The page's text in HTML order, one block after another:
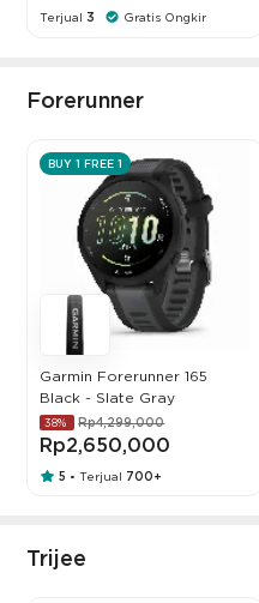
Terjual3 Gratis Ongkir
Forerunner
BUY 1 FREE 1
Garmin Forerunner 165
Black - Slate Gray
38% Rp4,299,000
Rp2,650,000
5 • Terjual 700+
Trijee